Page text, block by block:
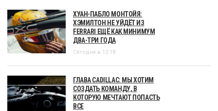
ХУАН-ПАБЛО МОНТОЙЯ:
ХЭМИЛТОН НЕ УЙДЁТ ИЗ
FERRARI ЕЩЁ КАК МИНИМУМ
ДВА-ТРИ ГОДА
Сегодня в 12:18
ГЛАВА CADILLAC: МЫ ХОТИМ
СОЗДАТЬ КОМАНДУ, В
КОТОРУЮ МЕЧТАЮТ ПОПАСТЬ
ВСЕ